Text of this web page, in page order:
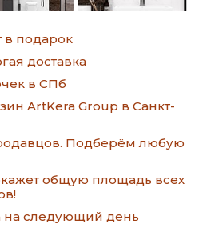
в подарок
доставка
в СПб
ArtKera Group в Санкт-
Подберём любую
общую площадь всех
на следующий день